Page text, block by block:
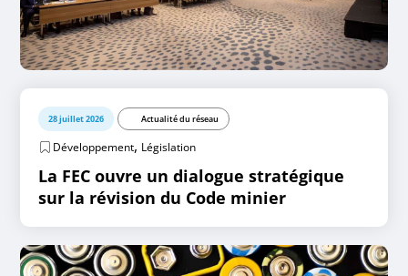
28 juillet 2026 Actualité du réseau
Développement, Législation
La FEC ouvre un dialogue stratégique
sur la révision du Code minier